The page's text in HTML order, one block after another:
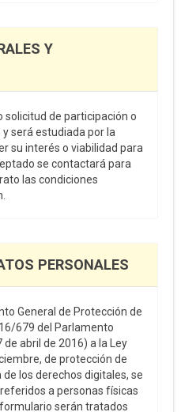
Y
de participación o
será estudiada por la
su interés o viabilidad para
se contactará para
las condiciones
PERSONALES
General de Protección de
679 del Parlamento
de abril de 2016) a la Ley
de protección de
los derechos digitales, se
a personas físicas
serán tratados